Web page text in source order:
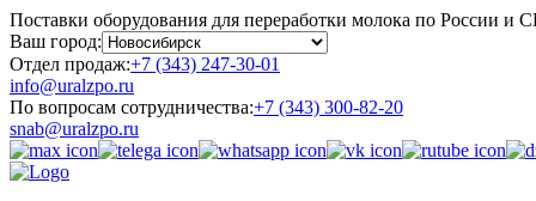
Поставки оборудования для переработки молока по России и
Ваш город:
Отдел продаж:+7 (343) 247-30-01
info@uralzpo.ru
По вопросам сотрудничества:+7 (343) 300-82-20
snab@uralzpo.ru